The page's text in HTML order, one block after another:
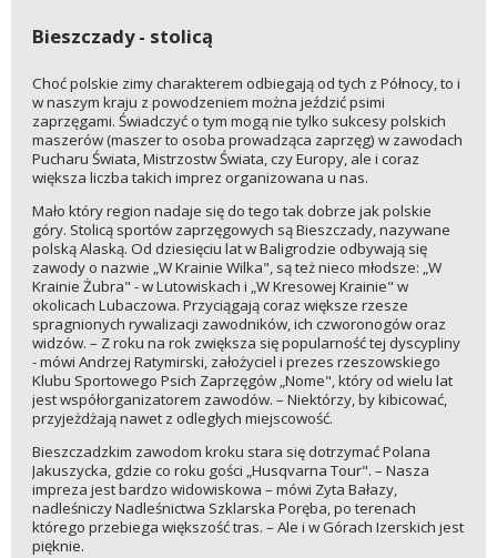
Bieszczady - stolicą
Choć polskie zimy charakterem odbiegają od tych z Północy, to i
w naszym kraju z powodzeniem można jeździć psimi
zaprzęgami. Świadczyć o tym mogą nie tylko sukcesy polskich
maszerów (maszer to osoba prowadząca zaprzęg) w zawodach
Pucharu Świata, Mistrzostw Świata, czy Europy, ale i coraz
większa liczba takich imprez organizowana u nas.
Mało który region nadaje się do tego tak dobrze jak polskie
góry. Stolicą sportów zaprzęgowych są Bieszczady, nazywane
polską Alaską. Od dziesięciu lat w Baligrodzie odbywają się
zawody o nazwie „W Krainie Wilka", są też nieco młodsze: „W
Krainie Żubra" - w Lutowiskach i „W Kresowej Krainie" w
okolicach Lubaczowa. Przyciągają coraz większe rzesze
spragnionych rywalizacji zawodników, ich czworonogów oraz
widzów. – Z roku na rok zwiększa się popularność tej dyscypliny
- mówi Andrzej Ratymirski, założyciel i prezes rzeszowskiego
Klubu Sportowego Psich Zaprzęgów „Nome", który od wielu lat
jest współorganizatorem zawodów. – Niektórzy, by kibicować,
przyjeżdżają nawet z odległych miejscowość.
Bieszczadzkim zawodom kroku stara się dotrzymać Polana
Jakuszycka, gdzie co roku gości „Husqvarna Tour". – Nasza
impreza jest bardzo widowiskowa – mówi Zyta Bałazy,
nadleśniczy Nadleśnictwa Szklarska Poręba, po terenach
którego przebiega większość tras. – Ale i w Górach Izerskich jest
pięknie.